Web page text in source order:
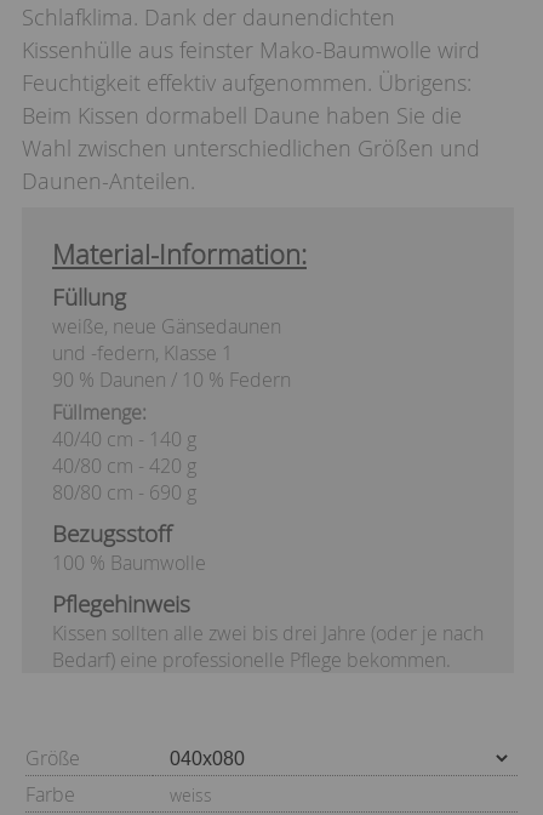
Schlafklima. Dank der daunendichten
Kissenhülle aus feinster Mako-Baumwolle wird
Feuchtigkeit effektiv aufgenommen. Übrigens:
Beim Kissen dormabell Daune haben Sie die
Wahl zwischen unterschiedlichen Größen und
Daunen-Anteilen.
Material-Information:
Füllung
weiße, neue Gänsedaunen
und -federn, Klasse 1
90 % Daunen / 10 % Federn
Füllmenge:
40/40 cm - 140 g
40/80 cm - 420 g
80/80 cm - 690 g
Bezugsstoff
100 % Baumwolle
Pflegehinweis
Kissen sollten alle zwei bis drei Jahre (oder je nach
Bedarf) eine professionelle Pflege bekommen.
Größe
Farbe
weiss